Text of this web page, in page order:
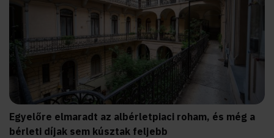
Egyelőre elmaradt az albérletpiaci roham, és még a
bérleti díjak sem kúsztak feljebb